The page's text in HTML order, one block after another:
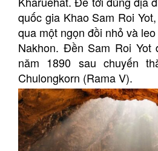
quốc gia Khao Sam Roi
qua một ngọn đồi nhỏ và
Nakhon. Đền Sam Roi Yot
năm 1890 sau chuyến
Chulongkorn (Rama V).